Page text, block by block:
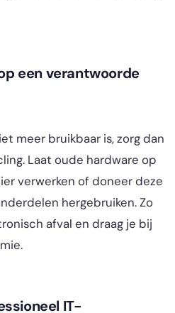
een verantwoorde
meer bruikbaar is, zorg dan
Laat oude hardware op
verwerken of doneer deze
hergebruiken. Zo
afval en draag je bij
IT-